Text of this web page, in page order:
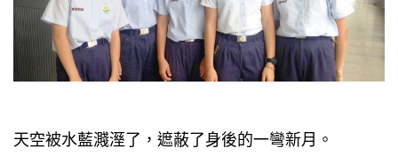
天空被水藍濺溼了，遮蔽了身後的一彎新月。